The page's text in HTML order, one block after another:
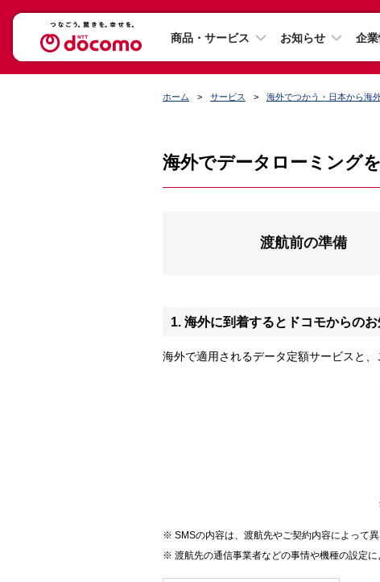
商品・サービス お知らせ 企
ホーム サービス 海外でつかう・日本から海
海外でデータローミング
渡航前の準備
1. 海外に到着するとドコモからの
海外で適用されるデータ定額サービスと
SMSの内容は、渡航先やご契約内容によって異
渡航先の通信事業者などの事情や機種の設定